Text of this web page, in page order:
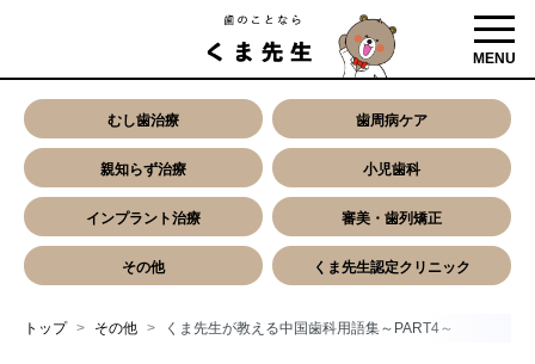
MENU
むし歯治療 歯周病ケア
親知らず治療 小児歯科
インプラント治療 審美・歯列矯正
その他 くま先生認定クリニック
トップ その他 くま先生が教える中国歯科用語集～PART4～